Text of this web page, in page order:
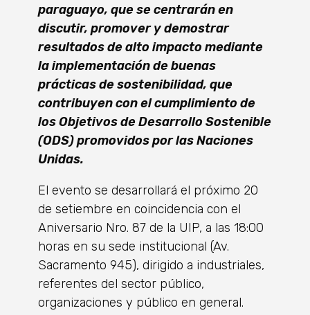
paraguayo, que se centrarán en
discutir, promover y demostrar
resultados de alto impacto mediante
la implementación de buenas
prácticas de sostenibilidad, que
contribuyen con el cumplimiento de
los Objetivos de Desarrollo Sostenible
(ODS) promovidos por las Naciones
Unidas.
El evento se desarrollará el próximo 20
de setiembre en coincidencia con el
Aniversario Nro. 87 de la UIP, a las 18:00
horas en su sede institucional (Av.
Sacramento 945), dirigido a industriales,
referentes del sector público,
organizaciones y público en general.